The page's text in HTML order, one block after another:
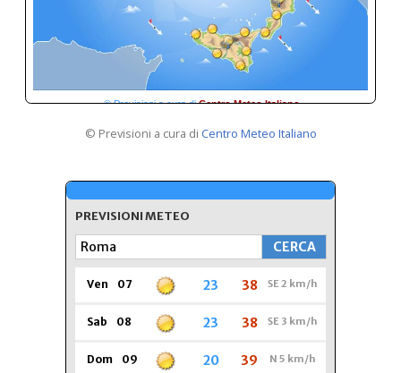
© Previsioni a cura di Centro Meteo Italiano